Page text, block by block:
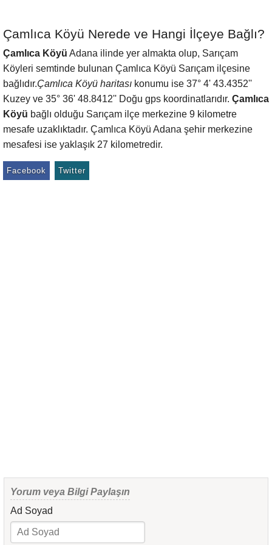
Çamlıca Köyü Nerede ve Hangi İlçeye Bağlı?
Çamlıca Köyü Adana ilinde yer almakta olup, Sarıçam
Köyleri semtinde bulunan Çamlıca Köyü Sarıçam ilçesine
bağlıdır.Çamlıca Köyü haritası konumu ise 37° 4' 43.4352''
Kuzey ve 35° 36' 48.8412'' Doğu gps koordinatlarıdır. Çamlıca
Köyü bağlı olduğu Sarıçam ilçe merkezine 9 kilometre
mesafe uzaklıktadır. Çamlıca Köyü Adana şehir merkezine
mesafesi ise yaklaşık 27 kilometredir.
Facebook Twitter
Yorum veya Bilgi Paylaşın
Ad Soyad